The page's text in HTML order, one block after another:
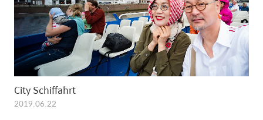
City Schiffahrt
2019.06.22